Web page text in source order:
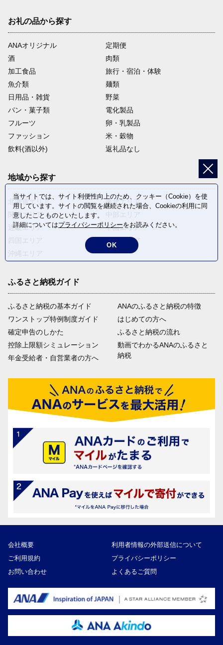
お礼の品から探す
ANAオリジナル
定期便
酒
肉類
加工食品
旅行・宿泊・体験
魚介類
麺類
日用品・雑貨
野菜
パン・菓子類
電化製品
フルーツ
卵・乳製品
ファッション
米・穀物
飲料(酒以外)
返礼品なし
地域から探す
北海道エリア
関東エリア
近畿エリア
東北エリア
中国エリア
九州エリア
ふるさと納税ガイド
ふるさと納税の基本ガイド
ワンストップ特例制度ガイド
確定申告のしかた
控除上限額シミュレーション
年金受給者・自営業者の方へ
ANAのふるさと納税の特徴
はじめての方へ
ふるさと納税の流れ
動画でわかるANAのふるさと
納税
会社概要
利用者情報の外部送信について
ご利用規約
プライバシーポリシー
お問い合わせ
よくあるご質問
当サイトでは、サイト利便性向上のため、クッキー（Cookie）を使
用しています。サイトの閲覧を継続された場合、Cookieの利用に同
意したことものといたします。
詳細についてはプライバシーポリシーをお読みください。
OK